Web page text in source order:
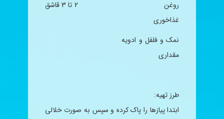
روغن 2 تا 3 قاشق
غذاخوری
نمک و فلفل و ادویه
مقداری
طرز تهیه:
ابتدا پیازها را پاک کرده و سپس به صورت خلالی